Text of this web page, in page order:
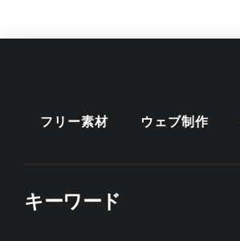
フリー素材 ウェブ制作
キーワード